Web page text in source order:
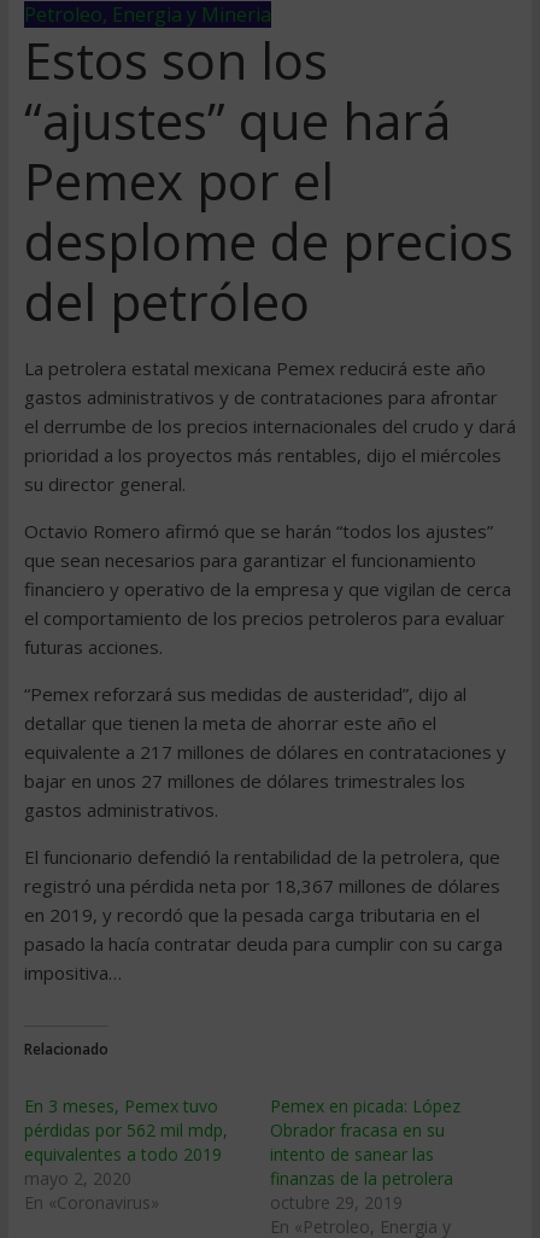
Petroleo, Energia y Mineria
Estos son los
“ajustes” que hará
Pemex por el
desplome de precios
del petróleo
La petrolera estatal mexicana Pemex reducirá este año
gastos administrativos y de contrataciones para afrontar
el derrumbe de los precios internacionales del crudo y dará
prioridad a los proyectos más rentables, dijo el miércoles
su director general.
Octavio Romero afirmó que se harán “todos los ajustes”
que sean necesarios para garantizar el funcionamiento
financiero y operativo de la empresa y que vigilan de cerca
el comportamiento de los precios petroleros para evaluar
futuras acciones.
“Pemex reforzará sus medidas de austeridad”, dijo al
detallar que tienen la meta de ahorrar este año el
equivalente a 217 millones de dólares en contrataciones y
bajar en unos 27 millones de dólares trimestrales los
gastos administrativos.
El funcionario defendió la rentabilidad de la petrolera, que
registró una pérdida neta por 18,367 millones de dólares
en 2019, y recordó que la pesada carga tributaria en el
pasado la hacía contratar deuda para cumplir con su carga
impositiva…
Relacionado
En 3 meses, Pemex tuvo
pérdidas por 562 mil mdp,
equivalentes a todo 2019
mayo 2, 2020
En «Coronavirus»
Pemex en picada: López
Obrador fracasa en su
intento de sanear las
finanzas de la petrolera
octubre 29, 2019
En «Petroleo, Energia y